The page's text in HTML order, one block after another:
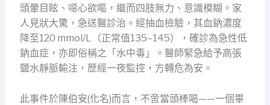
頭暈目眩、噁心欲嘔，繼而四肢無力、意識模糊。家
人見狀大驚，急送醫診治。經抽血檢驗，其血鈉濃度
降至120 mmol/L（正常值135–145），確診為急性低
鈉血症，亦即俗稱之「水中毒」。醫師緊急給予高張
鹽水靜脈輸注，歷經一夜監控，方轉危為安。
此事件於陳伯安(化名)而言，不啻當頭棒喝——一個畢